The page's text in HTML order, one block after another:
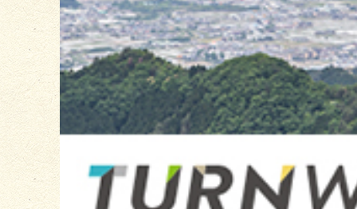
目
の
ス